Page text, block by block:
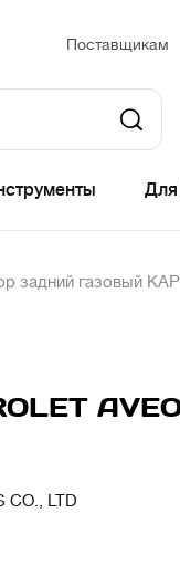
Поставщикам
задний газовый
CO., LTD